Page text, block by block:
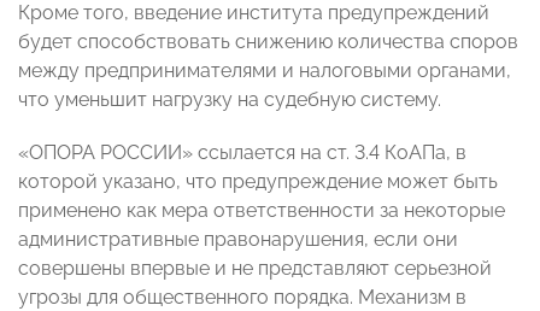
Кроме того, введение института предупреждений
будет способствовать снижению количества споров
между предпринимателями и налоговыми органами,
что уменьшит нагрузку на судебную систему.
«ОПОРА РОССИИ» ссылается на ст. 3.4 КоАПа, в
которой указано, что предупреждение может быть
применено как мера ответственности за некоторые
административные правонарушения, если они
совершены впервые и не представляют серьезной
угрозы для общественного порядка. Механизм в